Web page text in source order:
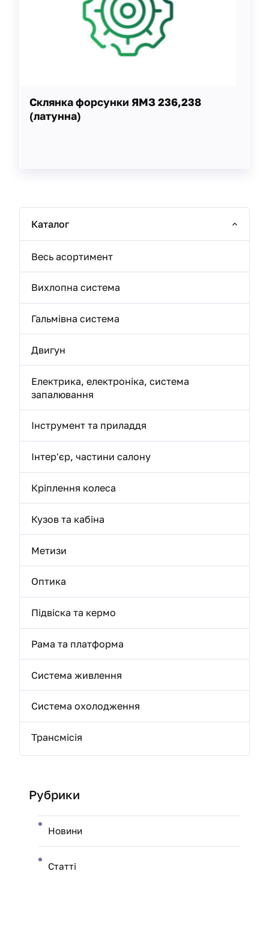
Склянка форсунки ЯМЗ 236,238
(латунна)
Каталог
Весь асортимент
Вихлопна система
Гальмівна система
Двигун
Електрика, електроніка, система
запалювання
Інструмент та приладдя
Інтер'єр, частини салону
Кріплення колеса
Кузов та кабіна
Метизи
Оптика
Підвіска та кермо
Рама та платформа
Система живлення
Система охолодження
Трансмісія
Рубрики
Новини
Статті